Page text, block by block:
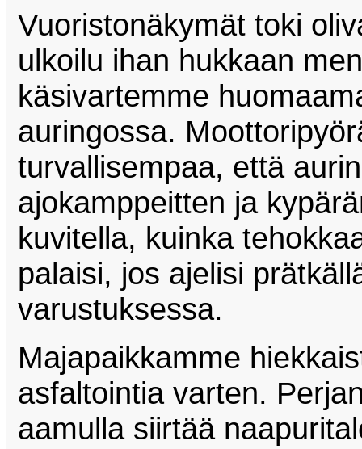
Vuoristonäkymät toki
ulkoilu ihan hukkaan
käsivartemme
auringossa.
turvallisempaa, että
ajokamppeitten ja
kuvitella, kuinka
palaisi, jos ajelisi
varustuksessa.
Majapaikkamme
asfaltointia varten.
aamulla siirtää